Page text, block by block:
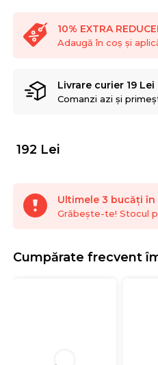
10% EXTRA
Adaugă în coș și
Livrare curier 19 Lei
Comanzi azi și
192 Lei
Ultimele 3 bucăți în
Grăbește-te! Stocul
Cumpărate frecvent